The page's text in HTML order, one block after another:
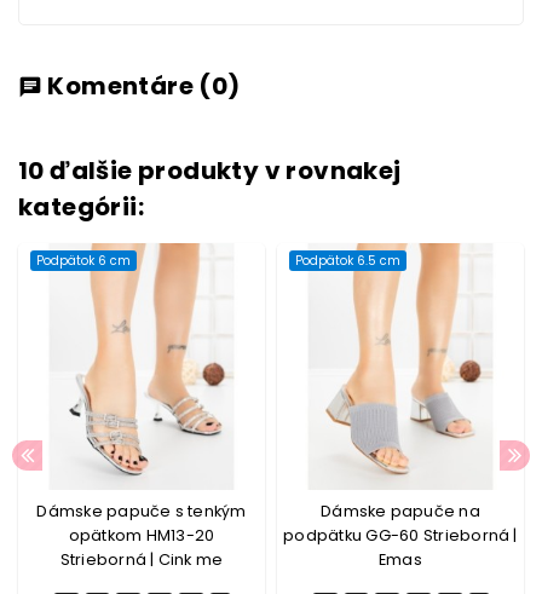
chat Komentáre (0)
10 ďalšie produkty v rovnakej
kategórii:
Podpätok 6 cm
Dámske papuče s tenkým
opätkom HM13-20
Strieborná | Cink me
Podpätok 6.5 cm
Dámske papuče na
podpätku GG-60 Strieborná |
Emas